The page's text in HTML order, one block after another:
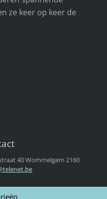
ze keer op keer de
40Wommelgem 2160
net.be